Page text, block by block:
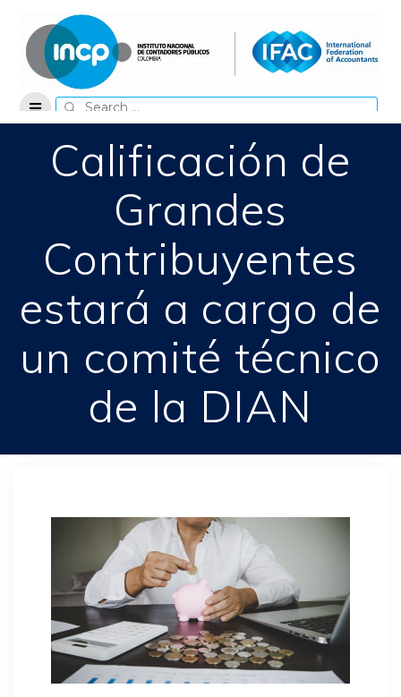
content
Search
for:
Calificación de
Grandes
Contribuyentes
estará a cargo de
un comité técnico
de la DIAN